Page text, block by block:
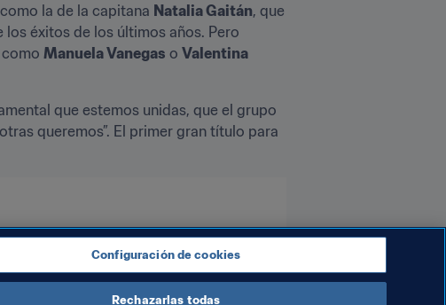
la de la capitana Natalia Gaitán, que
éxitos de los últimos años. Pero
Manuela Vanegas o Valentina
que estemos unidas, que el grupo
queremos”. El primer gran título para
Configuración de cookies
Rechazarlas todas